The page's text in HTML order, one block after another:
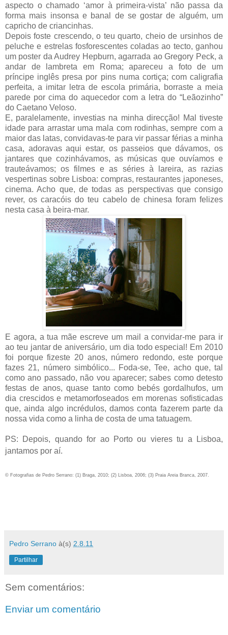
aspecto o chamado ‘amor à primeira-vista’ não passa da
forma mais insonsa e banal de se gostar de alguém, um
capricho de criancinhas.
Depois foste crescendo, o teu quarto, cheio de ursinhos de
peluche e estrelas fosforescentes coladas ao tecto, ganhou
um poster da Audrey Hepburn, agarrada ao Gregory Peck, a
andar de lambreta em Roma; apareceu a foto de um
príncipe inglês presa por pins numa cortiça; com caligrafia
perfeita, a imitar letra de escola primária, borraste a meia
parede por cima do aquecedor com a letra do “Leãozinho”
do Caetano Veloso.
E, paralelamente, investias na minha direcção! Mal tiveste
idade para arrastar uma mala com rodinhas, sempre com a
maior das latas, convidavas-te para vir passar férias a minha
casa, adoravas aqui estar, os passeios que dávamos, os
jantares que cozinhávamos, as músicas que ouvíamos e
trauteávamos; os filmes e as séries à lareira, as razias
vespertinas sobre Lisboa: compras, restaurantes japoneses,
cinema. Acho que, de todas as perspectivas que consigo
rever, os caracóis do teu cabelo de chinesa foram felizes
nesta casa à beira-mar.
E agora, a tua mãe escreve um mail a convidar-me para ir
ao teu jantar de aniversário, um dia todo especial! Em 2010
foi porque fizeste 20 anos, número redondo, este porque
fazes 21, número simbólico... Foda-se, Tee, acho que, tal
como ano passado, não vou aparecer; sabes como detesto
festas de anos, quase tanto como bebés gordalhufos, um
dia crescidos e metamorfoseados em morenas sofisticadas
que, ainda algo incrédulos, damos conta fazerem parte da
nossa vida como a linha de costa de uma tatuagem.
PS: Depois, quando for ao Porto ou vieres tu a Lisboa,
jantamos por aí.
© Fotografias de Pedro Serrano: (1) Braga, 2010; (2) Lisboa, 2006; (3) Praia Areia Branca, 2007.
Pedro Serrano à(s) 2.8.11
Partilhar
Sem comentários:
Enviar um comentário